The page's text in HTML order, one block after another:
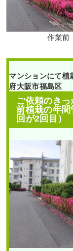
作業前
マンションにて
府大阪市福島区
ご依頼のき
前植栽の年
回が2回目）